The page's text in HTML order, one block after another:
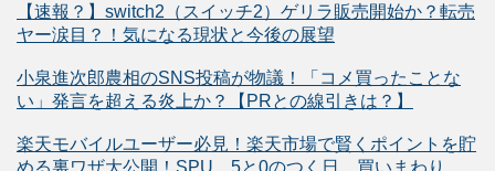
【速報？】switch2（スイッチ2）ゲリラ販売開始か？転売
ヤー涙目？！気になる現状と今後の展望
小泉進次郎農相のSNS投稿が物議！「コメ買ったことな
い」発言を超える炎上か？【PRとの線引きは？】
楽天モバイルユーザー必見！楽天市場で賢くポイントを貯
める裏ワザ大公開！SPU、5と0のつく日、買いまわり、